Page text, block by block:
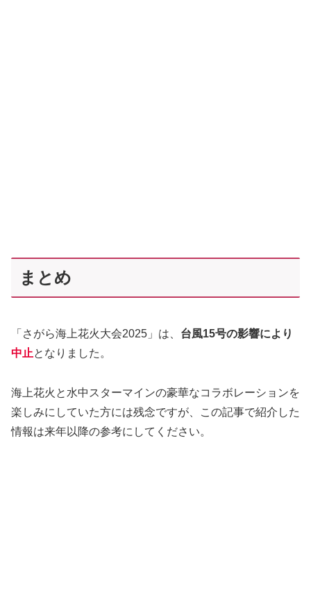
まとめ
「さがら海上花火大会2025」は、 台風15号の影響により
中止となりました。
海上花火と水中スターマインの豪華なコラボレーションを
楽しみにしていた方には残念ですが、この記事で紹介した
情報は来年以降の参考にしてください。